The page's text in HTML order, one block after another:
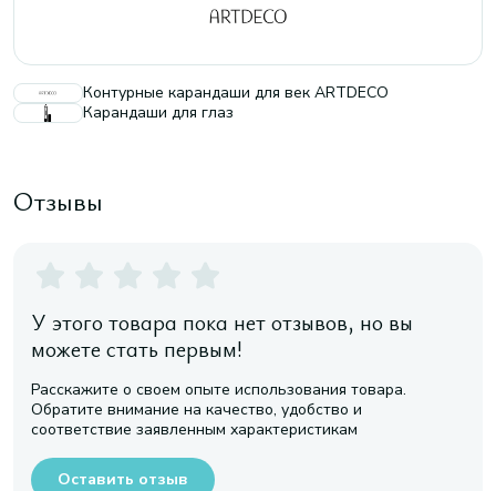
Контурные карандаши для век ARTDECO
Карандаши для глаз
Отзывы
У этого товара пока нет отзывов, но вы
можете стать первым!
Расскажите о своем опыте использования товара.
Обратите внимание на качество, удобство и
соответствие заявленным характеристикам
Оставить отзыв